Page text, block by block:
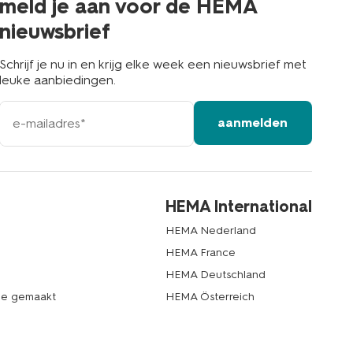
meld je aan voor de HEMA
nieuwsbrief
Schrijf je nu in en krijg elke week een nieuwsbrief met
leuke aanbiedingen.
e-
mailadres
aanmelden
gemaakt
HEMA International
HEMA Nederland
HEMA France
HEMA Deutschland
HEMA Österreich